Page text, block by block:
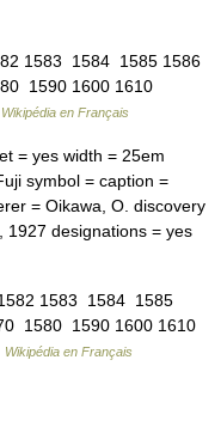
1583 1584 1585 1586
1590 1600 1610
Wikipédia en Français
= yes width = 25em
symbol = caption =
= Oikawa, O. discovery
1927 designations = yes
1583 1584 1585
1580 1590 1600 1610
Wikipédia en Français